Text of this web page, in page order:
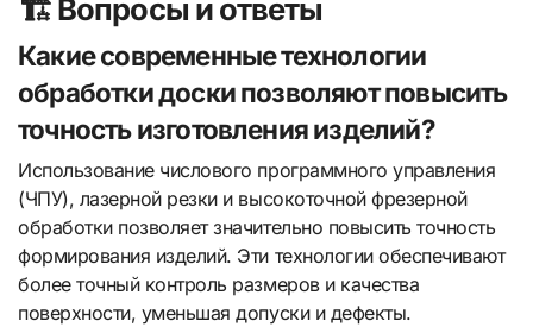
🏗️ Вопросы и ответы
Какие современные технологии
обработки доски позволяют повысить
точность изготовления изделий?
Использование числового программного управления
(ЧПУ), лазерной резки и высокоточной фрезерной
обработки позволяет значительно повысить точность
формирования изделий. Эти технологии обеспечивают
более точный контроль размеров и качества
поверхности, уменьшая допуски и дефекты.